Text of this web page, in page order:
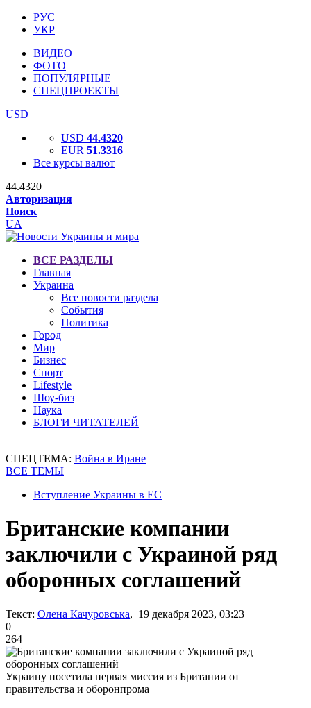
РУС
УКР
ВИДЕО
ФОТО
ПОПУЛЯРНЫЕ
СПЕЦПРОЕКТЫ
USD
USD 44.4320
EUR 51.3316
Все курсы валют
44.4320
Авторизация
Поиск
UA
ВСЕ РАЗДЕЛЫ
Главная
Украина
Все новости раздела
События
Политика
Город
Мир
Бизнес
Спорт
Lifestyle
Шоу-биз
Наука
БЛОГИ ЧИТАТЕЛЕЙ
СПЕЦТЕМА: Война в Иране
ВСЕ ТЕМЫ
Вступление Украины в ЕС
Британские компании
заключили с Украиной ряд
оборонных соглашений
Текст: Олена Качуровська, 19 декабря 2023, 03:23
0
264
Украину посетила первая миссия из Британии от
правительства и оборонпрома